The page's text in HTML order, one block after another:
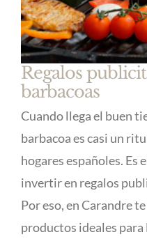
Regalos
barbacoas
Cuando llega el buen
barbacoa es casi un
hogares españoles. Es
invertir en regalos
Por eso, en Carandre
productos ideales para